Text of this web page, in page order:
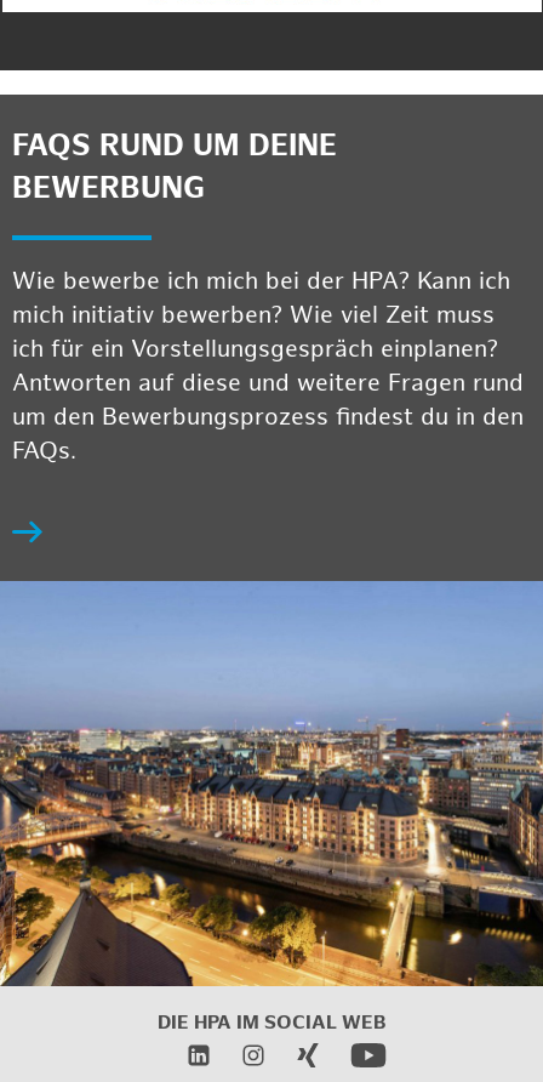
FAQS RUND UM DEINE
BEWERBUNG
Wie bewerbe ich mich bei der HPA? Kann ich
mich initiativ bewerben? Wie viel Zeit muss
ich für ein Vorstellungsgespräch einplanen?
Antworten auf diese und weitere Fragen rund
um den Bewerbungsprozess findest du in den
FAQs.
DIE HPA IM SOCIAL WEB